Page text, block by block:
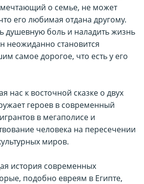
о семье, не может
его любимая отдана другому.
душевную боль и наладить жизнь
неожиданно становится
самое дорогое, что есть у его
нас к восточной сказке о двух
героев в современный
в мегаполисе и
человека на пересечении
миров.
история современных
подобно евреям в Египте,